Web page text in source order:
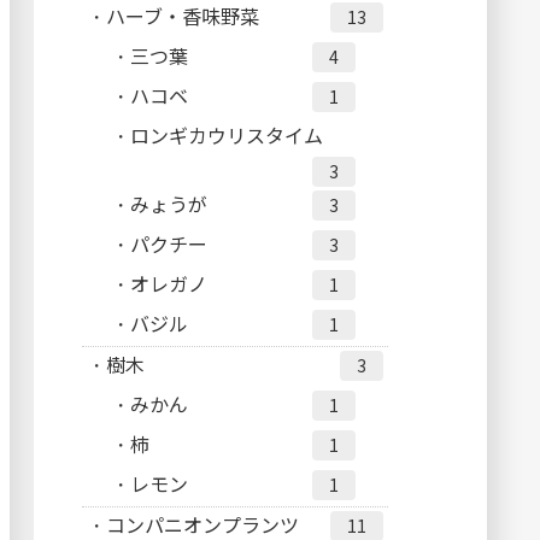
ハーブ・香味野菜 13
三つ葉 4
ハコベ 1
ロンギカウリスタイム
3
みょうが 3
パクチー 3
オレガノ 1
バジル 1
樹木 3
みかん 1
柿 1
レモン 1
コンパニオンプランツ 11